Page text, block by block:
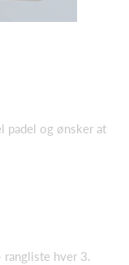
padel og ønsker at
hver 3.